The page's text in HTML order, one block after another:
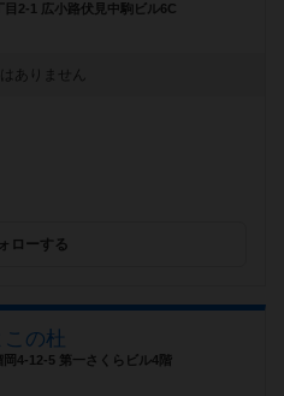
2-1 広小路伏見中駒ビル6C
ありません
ローする
の杜
4-12-5 第一さくらビル4階